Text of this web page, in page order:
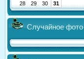
28
29 30 31
Случайное фото